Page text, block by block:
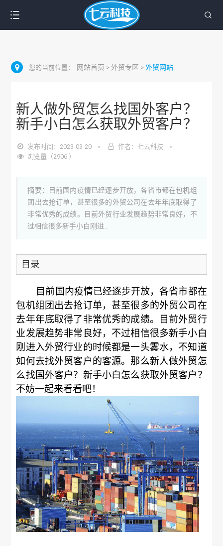
您的当前位置： 网站首页 > 外贸专区 >外贸网站
新人做外贸怎么找国外客户？
新手小白怎么获取外贸客户？
发布时间：2023-03-20
作者：七云科技
浏览量（2906 ）
摘要：目前国内疫情已经逐步开放，各省市都在包机组
团出去抢订单，甚至很多的外贸公司在去年年底取得了
非常优秀的成绩。目前外贸行业发展趋势非常良好，不
过相信很多新手小白刚进...
目录
目前国内疫情已经逐步开放，各省市都在
包机组团出去抢订单，甚至很多的外贸公司在
去年年底取得了非常优秀的成绩。目前外贸行
业发展趋势非常良好，不过相信很多新手小白
刚进入外贸行业的时候都是一头雾水，不知道
如何去找外贸客户的客源。那么新人做外贸怎
么找国外客户？新手小白怎么获取外贸客户？
不妨一起来看看吧！